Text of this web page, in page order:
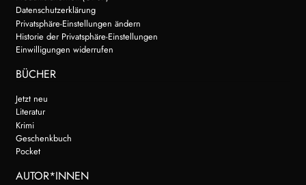
Datenschutzerklärung
Privatsphäre-Einstellungen ändern
Historie der Privatsphäre-Einstellungen
Einwilligungen widerrufen
BÜCHER
Jetzt neu
Literatur
Krimi
Geschenkbuch
Pocket
AUTOR*INNEN